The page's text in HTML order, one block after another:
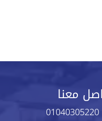
معنا
01040305220